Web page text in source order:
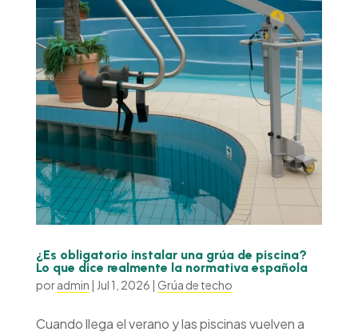
¿Es obligatorio instalar una grúa de piscina?
Lo que dice realmente la normativa española
poradmin | Jul 1, 2026 | Grúa de techo
Cuando llega el verano y las piscinas vuelven a